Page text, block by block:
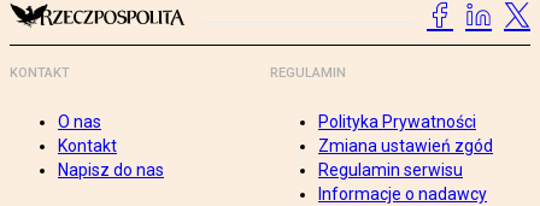
KONTAKT
O nas
Kontakt
Napisz do nas
REGULAMIN
Polityka Prywatności
Zmiana ustawień zgód
Regulamin serwisu
Informacje o nadawcy